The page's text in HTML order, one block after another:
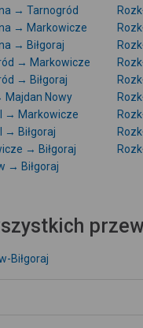
→ Tarnogród
→ Markowicze
→ Biłgoraj
→ Markowicze
→ Biłgoraj
Majdan Nowy
→ Markowicze
→ Biłgoraj
→ Biłgoraj
→ Biłgoraj
Biłgoraj